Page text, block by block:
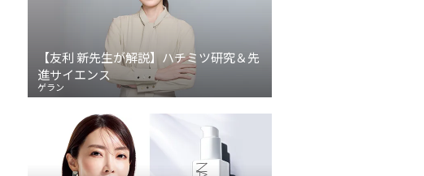
【友利 新先生が解説】ハチミツ研究＆先
進サイエンス
ゲラン